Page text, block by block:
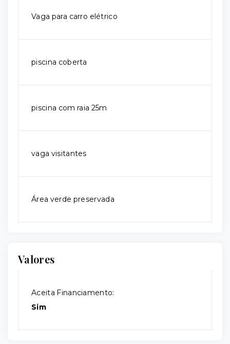
Vaga para carro elétrico
piscina coberta
piscina com raia 25m
vaga visitantes
Área verde preservada
Valores
Aceita Financiamento:
Sim